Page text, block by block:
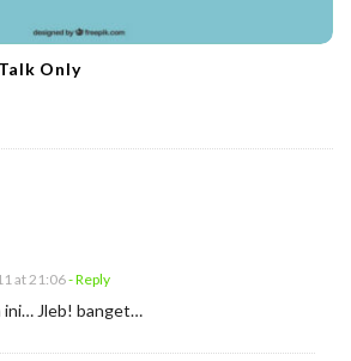
Only
at 21:06- Reply
ini… Jleb! banget…